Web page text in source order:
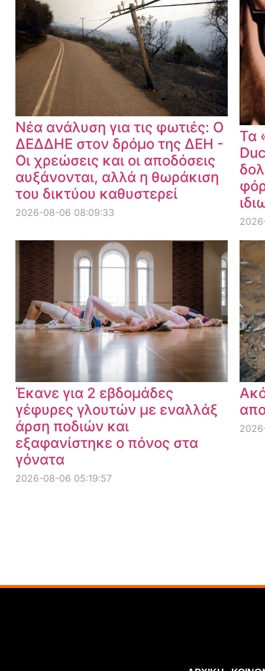
Νέα ανάλυση για τις φωτιές: Ο
ΔΕΔΔΗΕ στον δρόμο της ΔΕΗ -
Οι χρεώσεις και οι αποδόσεις
αυξάνονται, αλλά η θωράκιση
του δικτύου καθυστερεί
2026-08-06 08:09:33
Τα
Έκανε για 2 εβδομάδες
γέφυρες γλουτών με εναλλάξ
άρση ποδιών και
εξαφανίστηκε ο πόνος στα
γόνατα
2026-08-06 05:19:57